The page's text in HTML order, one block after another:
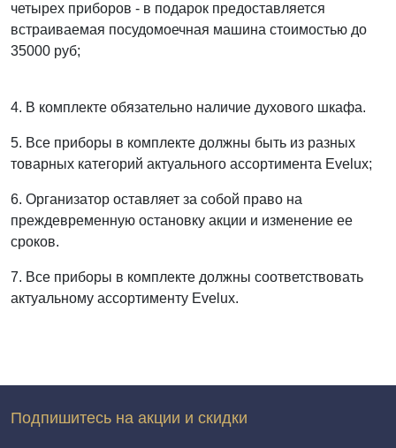
четырех приборов - в подарок предоставляется
встраиваемая посудомоечная машина стоимостью до
35000 руб;
4. В комплекте обязательно наличие духового шкафа.
5. Все приборы в комплекте должны быть из разных
товарных категорий актуального ассортимента Evelux;
6. Организатор оставляет за собой право на
преждевременную остановку акции и изменение ее
сроков.
7. Все приборы в комплекте должны соответствовать
актуальному ассортименту Evelux.
Подпишитесь на акции и скидки